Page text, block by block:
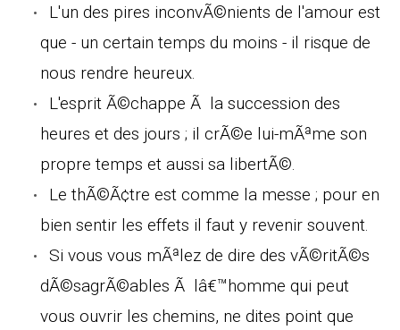
L'un des pires inconvÃ©nients de l'amour est
que - un certain temps du moins - il risque de
nous rendre heureux.
L'esprit Ã©chappe Ã la succession des
heures et des jours ; il crÃ©e lui-mÃªme son
propre temps et aussi sa libertÃ©.
Le thÃ©Ã¢tre est comme la messe ; pour en
bien sentir les effets il faut y revenir souvent.
Si vous vous mÃªlez de dire des vÃ©ritÃ©s
dÃ©sagrÃ©ables Ã lâ€™homme qui peut
vous ouvrir les chemins, ne dites point que